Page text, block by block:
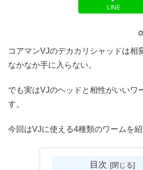
LINE
コアマンVJのデカカリシャッドは相
なかなか手に入らない。
でも実はVJのヘッドと相性がいいワ
す。
今回はVJに使える4種類のワームを紹
目次